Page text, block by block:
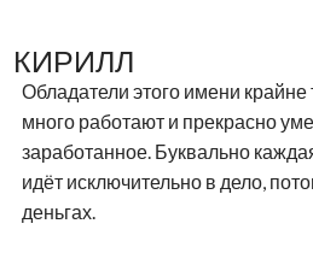
КИРИЛЛ
Обладатели этого имени
много работают и прекрасно
заработанное. Буквально
идёт исключительно в дело,
деньгах.